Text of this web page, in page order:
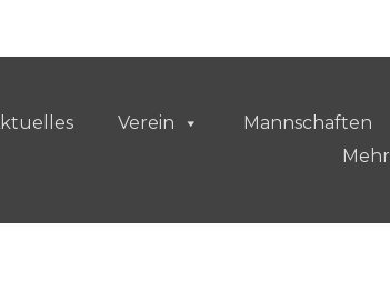
Verein Mannschaften
Mehr